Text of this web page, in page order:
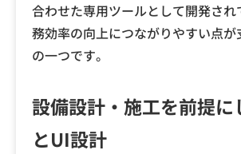
合わせた専用ツールとして開発さ
務効率の向上につながりやすい点が
の一つです。
設備設計・施工を前提に
とUI設計